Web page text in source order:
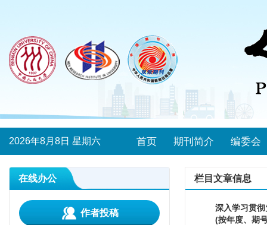
2026年8月8日 星期六 首页 期刊简介 编委会
在线办公
作者投稿
栏目文章信息
深入学习贯
(按年度、期